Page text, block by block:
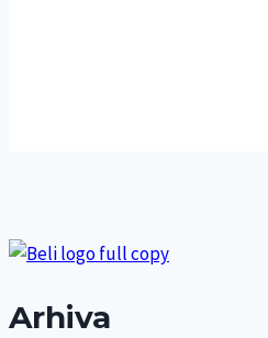
Arhiva